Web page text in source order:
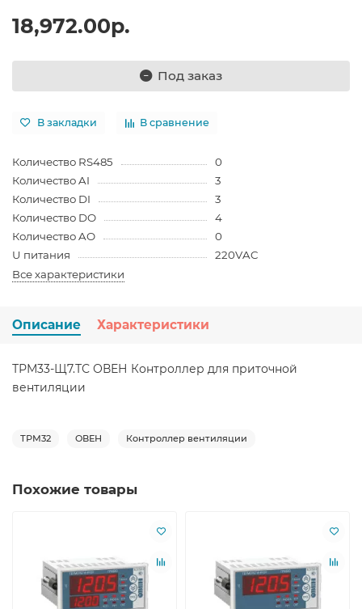
18,972.00р.
Под заказ
В закладки В сравнение
Количество RS485
0
Количество AI
3
Количество DI
3
Количество DO
4
Количество AO
0
U питания
220VAC
Все характеристики
Описание Характеристики
ТРМ33-Щ7.ТС ОВЕН Контроллер для приточной
вентиляции
ТРМ32 ОВЕН Контроллер вентиляции
Похожие товары